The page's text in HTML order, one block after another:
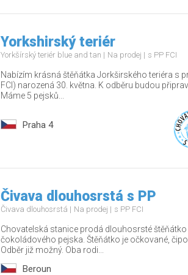
Yorkshirský teriér
Yorkšírský teriér blue and tan Na prodej s PP FCI
Nabízím krásná štěňátka Jorkširského teriéra s
FCI) narozená 30. května. K odběru budou
Máme 5 pejsků...
Praha 4
Čivava dlouhosrstá s PP
Čivava dlouhosrstá Na prodej s PP FCI
Chovatelská stanice prodá dlouhosrsté štěňátko
čokoládového pejska. Štěňátko je očkované,
Odběr již možný. Oba rodi...
Beroun